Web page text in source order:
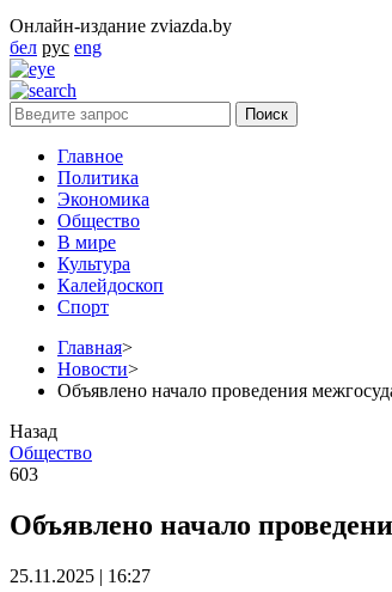
Онлайн-издание zviazda.by
бел рус eng
Главное
Политика
Экономика
Общество
В мире
Культура
Калейдоскоп
Спорт
Главная>
Новости>
Объявлено начало проведения
Назад
Общество
603
Объявлено начало
25.11.2025 | 16:27